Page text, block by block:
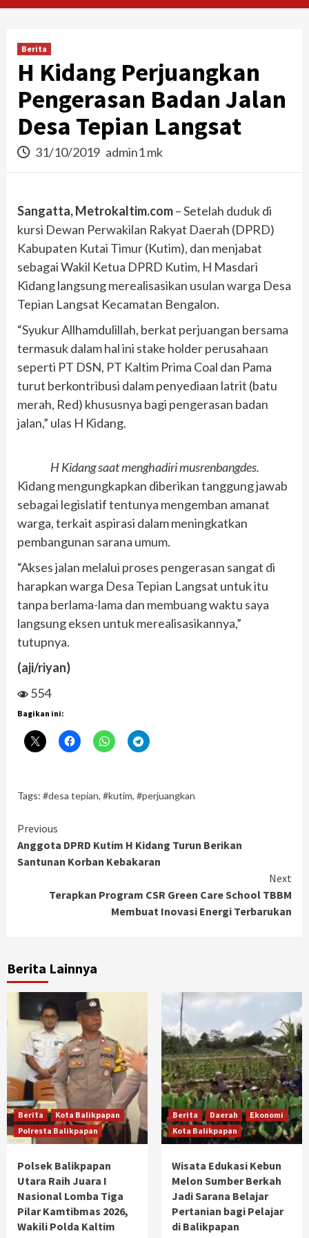
Berita
H Kidang Perjuangkan
Pengerasan Badan Jalan
Desa Tepian Langsat
31/10/2019 admin1 mk
Sangatta, Metrokaltim.com– Setelah duduk di
kursi Dewan Perwakilan Rakyat Daerah (DPRD)
Kabupaten Kutai Timur (Kutim), dan menjabat
sebagai Wakil Ketua DPRD Kutim, H Masdari
Kidang langsung merealisasikan usulan warga Desa
Tepian Langsat Kecamatan Bengalon.
“Syukur Allhamdulillah, berkat perjuangan bersama
termasuk dalam hal ini stake holder perusahaan
seperti PT DSN, PT Kaltim Prima Coal dan Pama
turut berkontribusi dalam penyediaan latrit (batu
merah, Red) khususnya bagi pengerasan badan
jalan,” ulas H Kidang.
H Kidang saat menghadiri musrenbangdes.
Kidang mengungkapkan diberikan tanggung jawab
sebagai legislatif tentunya mengemban amanat
warga, terkait aspirasi dalam meningkatkan
pembangunan sarana umum.
“Akses jalan melalui proses pengerasan sangat di
harapkan warga Desa Tepian Langsat untuk itu
tanpa berlama-lama dan membuang waktu saya
langsung eksen untuk merealisasikannya,”
tutupnya.
(aji/riyan)
554
Bagikan ini:
Tags: #desa tepian, #kutim, #perjuangkan
Continue
Reading
Previous
Anggota DPRD Kutim H Kidang Turun Berikan
Santunan Korban Kebakaran
Next
Terapkan Program CSR Green Care School TBBM
Membuat Inovasi Energi Terbarukan
Berita Lainnya
Berita
Kota Balikpapan
Polresta Balikpapan
Polsek Balikpapan
Utara Raih Juara I
Nasional Lomba Tiga
Pilar Kamtibmas 2026,
Wakili Polda Kaltim
Berita Daerah
Ekonomi
Kota Balikpapan
Wisata Edukasi Kebun
Melon Sumber Berkah
Jadi Sarana Belajar
Pertanian bagi Pelajar
di Balikpapan